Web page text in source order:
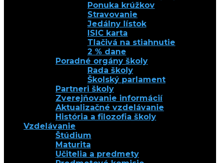
Ponuka krúžkov
Stravovanie
Jedálny lístok
ISIC karta
Tlačivá na stiahnutie
2 % dane
Poradné orgány školy
Rada školy
Školský parlament
Partneri školy
Zverejňovanie informácií
Aktualizačné vzdelávanie
História a filozofia školy
Vzdelávanie
Štúdium
Maturita
Učitelia a predmety